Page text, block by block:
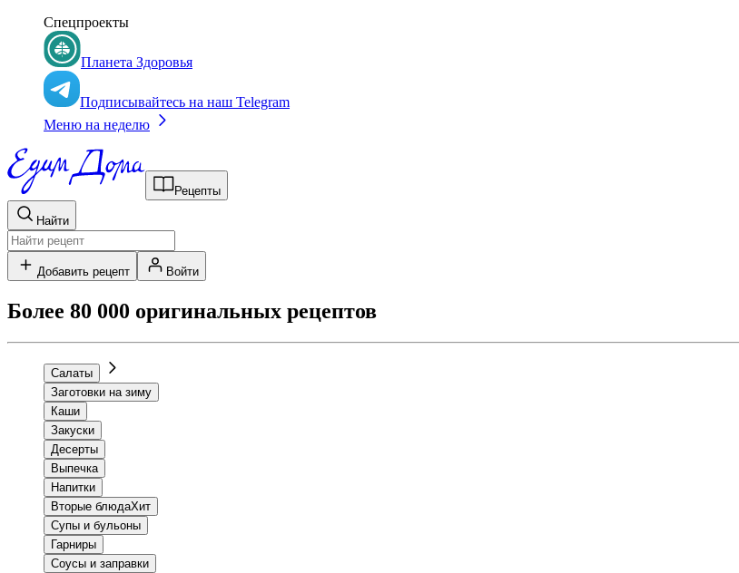
Спецпроекты
Планета Здоровья
Подписывайтесь на наш Telegram
Меню на неделю
Рецепты
Найти
Добавить рецепт Войти
Более 80 000 оригинальных рецептов
Салаты
Заготовки на зиму
Каши
Закуски
Десерты
Выпечка
Напитки
Вторые блюдаХит
Супы и бульоны
Гарниры
Соусы и заправки